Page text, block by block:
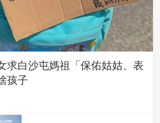
求白沙屯媽祖「保佑姑姑、表
孩子